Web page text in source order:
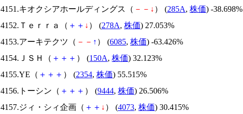
4151.キオクシアホールディングス（ － － ↓ ） (285A, 株価) -38.698%
4152.Ｔｅｒｒａ（ ＋ ＋ ↓ ） (278A, 株価) 27.053%
4153.アーキテクツ（ － － ↑ ） (6085, 株価) -63.426%
4154.ＪＳＨ（ ＋ ＋ ＋ ） (150A, 株価) 32.123%
4155.YE（ ＋ ＋ ＋ ） (2354, 株価) 55.515%
4156.トーシン（ ＋ ＋ ＋ ） (9444, 株価) 26.506%
4157.ジィ・シィ企画（ ＋ ＋ ↓ ） (4073, 株価) 30.415%